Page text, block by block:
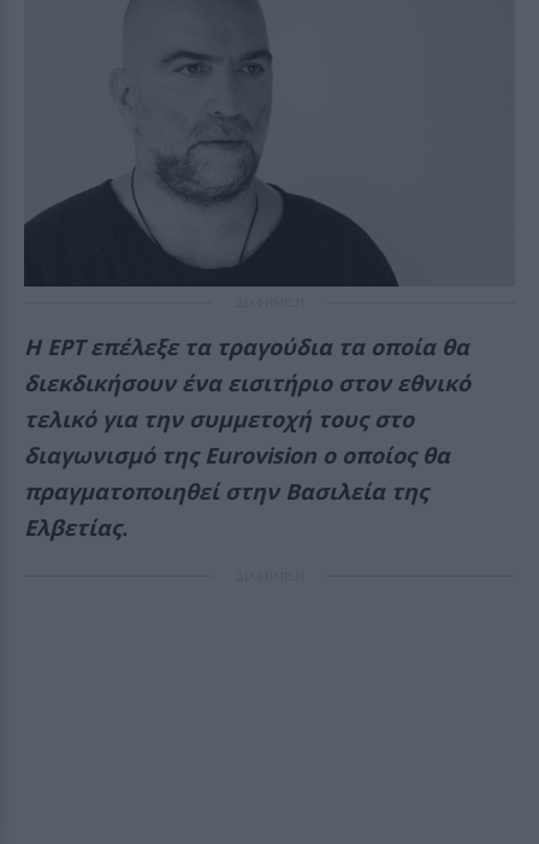
Η ΕΡΤ επέλεξε τα τραγούδια τα οποία θα
διεκδικήσουν ένα εισιτήριο στον εθνικό
τελικό για την συμμετοχή τους στο
διαγωνισμό της Eurovision ο οποίος θα
πραγματοποιηθεί στην Βασιλεία της
Ελβετίας.